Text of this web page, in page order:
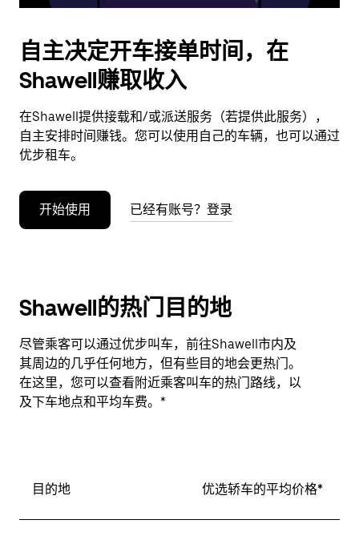
闭
日
历。
自主决定开车接单时间，在
Shawell赚取收入
在Shawell提供接载和/或派送服务（若提供此服务），
自主安排时间赚钱。您可以使用自己的车辆，也可以通过
优步租车。
开始使用 已经有账号？登录
Shawell的热门目的地
尽管乘客可以通过优步叫车，前往Shawell市内及
其周边的几乎任何地方，但有些目的地会更热门。
在这里，您可以查看附近乘客叫车的热门路线，以
及下车地点和平均车费。*
目的地 优选轿车的平均价格*